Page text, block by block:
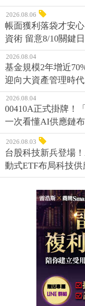
2026.08.06
帳面獲利落袋才安
資術 留意8/10關鍵日
2026.08.04
基金規模2年增近
迎向大資產管理時代
2026.08.04
00410A正式掛牌！
一次看懂AI供應鏈
2026.08.03
台股科技新兵登場
動式ETF布局科技